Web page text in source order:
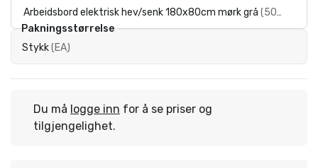
Arbeidsbord elektrisk hev/senk 180x80cm mørk grå (509079
Pakningsstørrelse
Stykk(EA)
Du må logge inn for å se priser og
tilgjengelighet.